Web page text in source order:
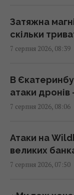
08:55 п'ятниця, 07
Трамп
США
08:49 п'ятниця, 07
Сіті":
тижня
08:47 п'ятниця, 07
Затяжна
скільки
7 серпня 2026, 08:39
В
атаки
7 серпня 2026, 08:06
Атаки на
великих
7 серпня 2026, 07:50